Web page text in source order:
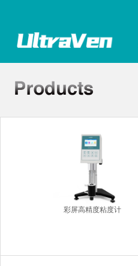
彩屏高精度粘度计